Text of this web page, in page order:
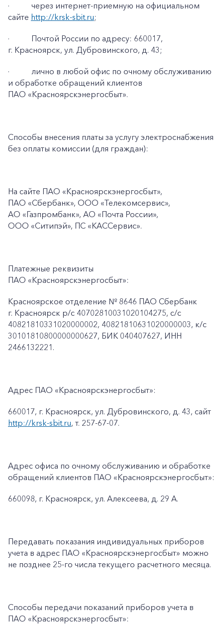
·
через интернет-приемную на официальном
сайте http://krsk-sbit.ru;
·
Почтой России по адресу: 660017,
г. Красноярск, ул. Дубровинского, д. 43;
·
лично в любой офис по очному обслуживанию
и обработке обращений клиентов
ПАО «Красноярскэнергосбыт».
Способы внесения платы за услугу электроснабжения
без оплаты комиссии (для граждан):
На сайте ПАО «Красноярскэнергосбыт»,
ПАО «Сбербанк», ООО «Телекомсервис»,
АО «Газпромбанк», АО «Почта России»,
ООО «Ситипэй», ПС «КАССервис».
Платежные реквизиты
ПАО «Красноярскэнергосбыт»:
Красноярское отделение № 8646 ПАО Сбербанк
г. Красноярск p/c 40702810031020104275, с/с
40821810331020000002, 40821810631020000003, к/c
30101810800000000627, БИК 040407627, ИНН
2466132221.
Адрес ПАО «Красноярскэнергосбыт»:
660017, г. Красноярск, ул. Дубровинского, д. 43, сайт
http://krsk-sbit.ru, т. 257-67-07.
Адрес офиса по очному обслуживанию и обработке
обращений клиентов ПАО «Красноярскэнергосбыт»:
660098, г. Красноярск, ул. Алексеева, д. 29 А.
Передавать показания индивидуальных приборов
учета в адрес ПАО «Красноярскэнергосбыт» можно
не позднее 25-го числа текущего расчетного месяца.
Способы передачи показаний приборов учета в
ПАО «Красноярскэнергосбыт»: